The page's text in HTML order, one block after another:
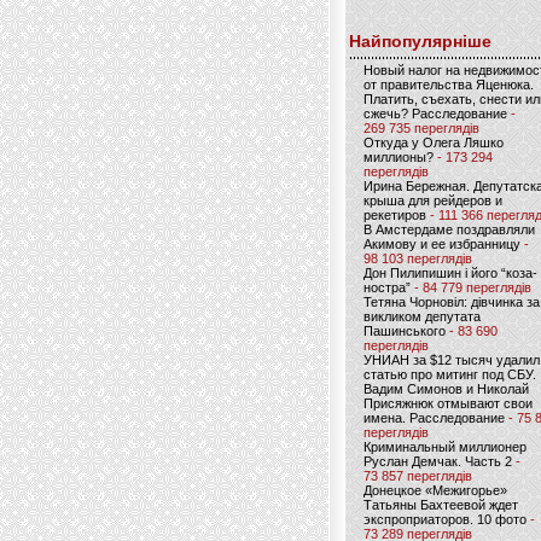
Найпопулярніше
Новый налог на
от правительства Яценюка.
Платить, съехать, снести
сжечь? Расследование-
269 735 переглядів
Откуда у Олега Ляшко
миллионы? - 173 294
переглядів
Ирина Бережная.
крыша для рейдеров и
рекетиров - 111 366
В Амстердаме поздравляли
Акимову и ее избранницу -
98 103 переглядів
Дон Пилипишин і його “коза-
ностра” - 84 779 переглядів
Тетяна Чорновіл: дівчинка за
викликом депутата
Пашинського- 83 690
переглядів
УНИАН за $12 тысяч удалил
статью про митинг под СБУ.
Вадим Симонов и Николай
Присяжнюк отмывают свои
имена. Расследование - 75
переглядів
Криминальный миллионер
Руслан Демчак. Часть 2-
73 857 переглядів
Донецкое «Межигорье»
Татьяны Бахтеевой ждет
экспроприаторов. 10 фото -
73 289 переглядів